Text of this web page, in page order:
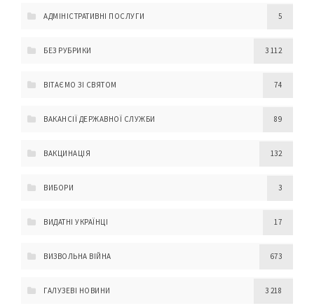
АДМІНІСТРАТИВНІ ПОСЛУГИ 5
БЕЗ РУБРИКИ 3 112
ВІТАЄМО ЗІ СВЯТОМ 74
ВАКАНСІЇ ДЕРЖАВНОЇ СЛУЖБИ 89
ВАКЦИНАЦІЯ 132
ВИБОРИ 3
ВИДАТНІ УКРАЇНЦІ 17
ВИЗВОЛЬНА ВІЙНА 673
ГАЛУЗЕВІ НОВИНИ 3 218